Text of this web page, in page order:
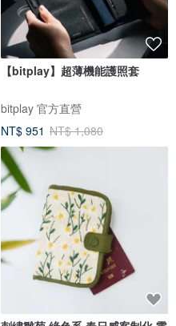
【bitplay】超薄機能護照套
bitplay 官方直營
NT$ 951 NT$ 1,080